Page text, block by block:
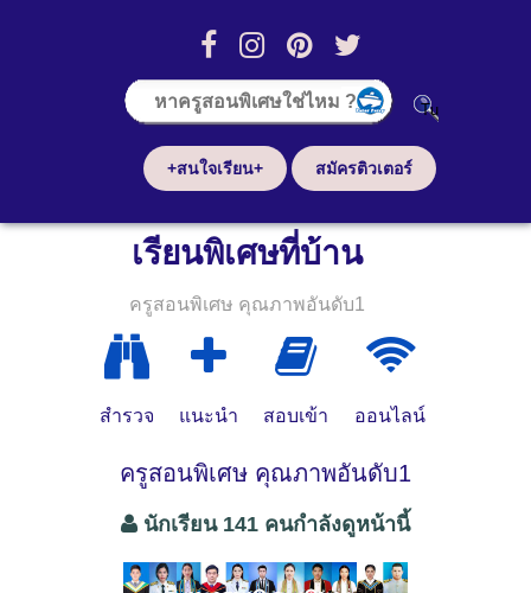
+สนใจเรียน+ สมัครติวเตอร์
เรียนพิเศษที่บ้าน
ครูสอนพิเศษ คุณภาพอันดับ1
สำรวจ แนะนำ สอบเข้า ออนไลน์
ครูสอนพิเศษ คุณภาพอันดับ1
นักเรียน 141 คนกำลังดูหน้านี้